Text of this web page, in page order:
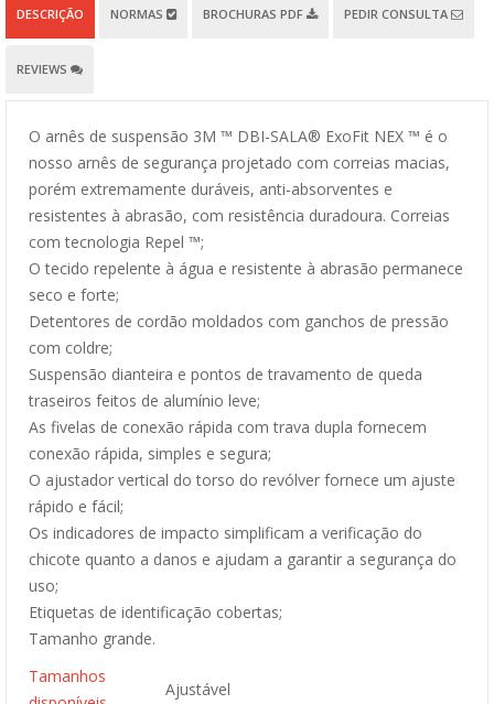
DESCRIÇÃO NORMAS BROCHURAS PDF PEDIR CONSULTA
REVIEWS
O arnês de suspensão 3M ™ DBI-SALA® ExoFit NEX ™ é o
nosso arnês de segurança projetado com correias macias,
porém extremamente duráveis, anti-absorventes e
resistentes à abrasão, com resistência duradoura. Correias
com tecnologia Repel ™;
O tecido repelente à água e resistente à abrasão permanece
seco e forte;
Detentores de cordão moldados com ganchos de pressão
com coldre;
Suspensão dianteira e pontos de travamento de queda
traseiros feitos de alumínio leve;
As fivelas de conexão rápida com trava dupla fornecem
conexão rápida, simples e segura;
O ajustador vertical do torso do revólver fornece um ajuste
rápido e fácil;
Os indicadores de impacto simplificam a verificação do
chicote quanto a danos e ajudam a garantir a segurança do
uso;
Etiquetas de identificação cobertas;
Tamanho grande.
Tamanhos
Ajustável